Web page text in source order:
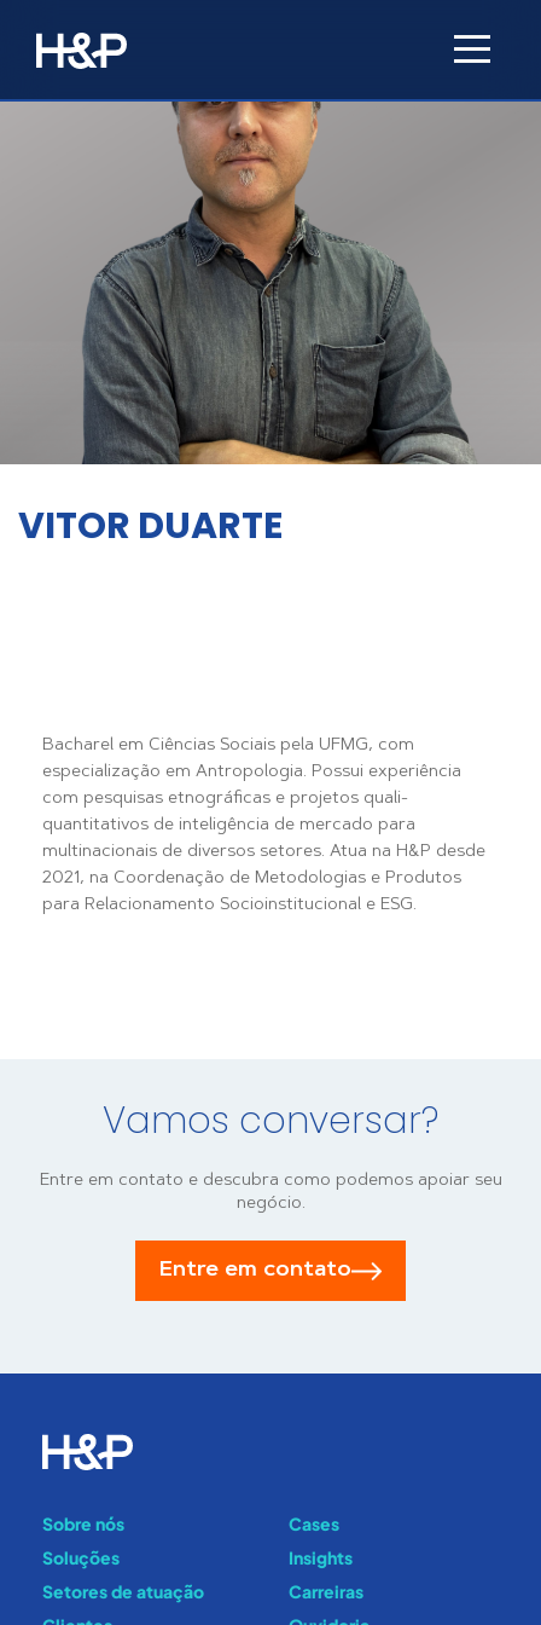
VITOR DUARTE
Bacharel em Ciências Sociais pela UFMG, com
especialização em Antropologia. Possui experiência
com pesquisas etnográficas e projetos quali-
quantitativos de inteligência de mercado para
multinacionais de diversos setores. Atua na H&P desde
2021, na Coordenação de Metodologias e Produtos
para Relacionamento Socioinstitucional e ESG.
Vamos conversar?
Entre em contato e descubra como podemos apoiar seu
negócio.
Entre em contato
Sobre nós
Soluções
Setores de atuação
Cases
Insights
Carreiras